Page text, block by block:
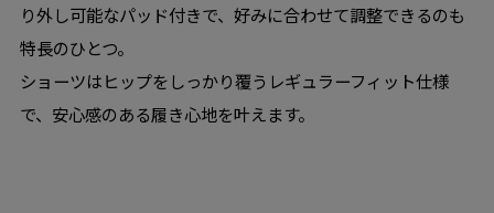
り外し可能なパッド付きで、好みに合わせて調整できるのも
特長のひとつ。
ショーツはヒップをしっかり覆うレギュラーフィット仕様
で、安心感のある履き心地を叶えます。